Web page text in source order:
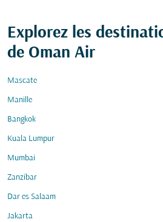
Explorez les
de Oman Air
Mascate
Manille
Bangkok
Kuala Lumpur
Mumbai
Zanzíbar
Dar es Salaam
Jakarta